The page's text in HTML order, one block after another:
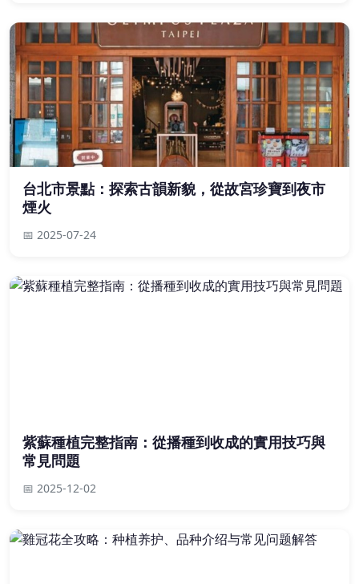
台北市景點：探索古韻新貌，從故宮珍寶到夜市
煙火
📅 2025-07-24
紫蘇種植完整指南：從播種到收成的實用技巧與
常見問題
📅 2025-12-02